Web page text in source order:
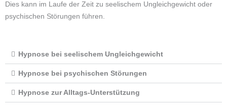
Dies kann im Laufe der Zeit zu seelischem Ungleichgewicht oder
psychischen Störungen führen.
Hypnose bei seelischem Ungleichgewicht
Hypnose bei psychischen Störungen
Hypnose zur Alltags-Unterstützung